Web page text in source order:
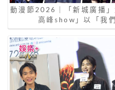
動漫節2026｜「新城廣播
高峰show」以「我